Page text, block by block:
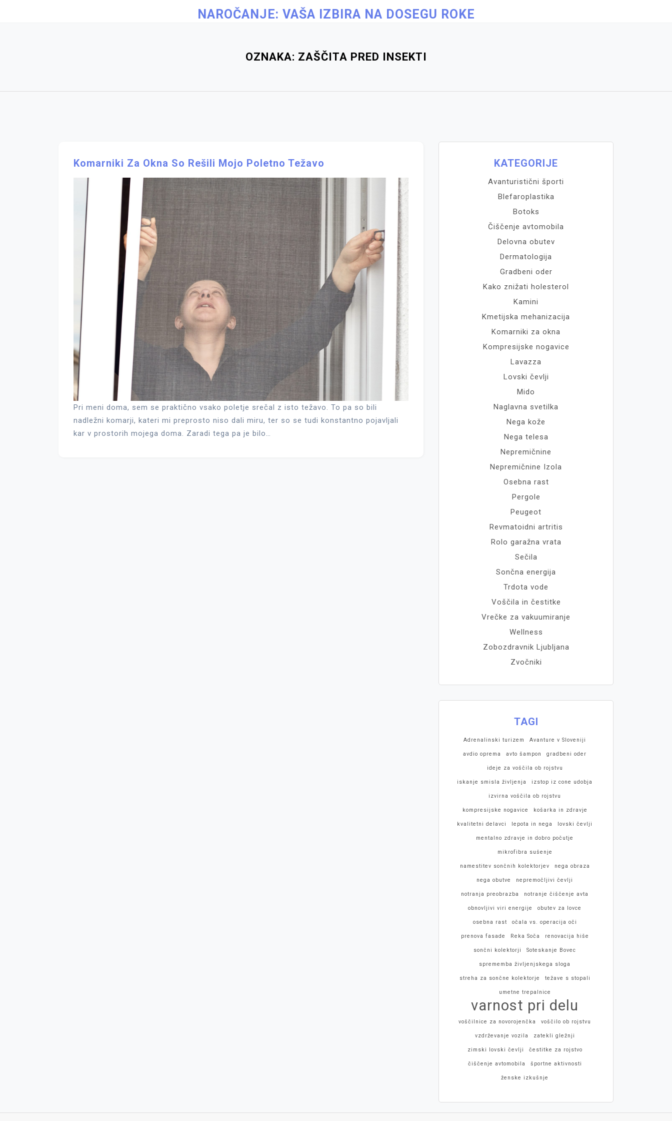
NAROČANJE: VAŠA IZBIRA NA DOSEGU ROKE
OZNAKA: ZAŠČITA PRED INSEKTI
Komarniki Za Okna So Rešili Mojo Poletno Težavo
Pri meni doma, sem se praktično vsako poletje srečal z isto težavo. To pa so bili
nadležni komarji, kateri mi preprosto niso dali miru, ter so se tudi konstantno pojavljali
kar v prostorih mojega doma. Zaradi tega pa je bilo…
KATEGORIJE
Avanturistični športi
Blefaroplastika
Botoks
Čiščenje avtomobila
Delovna obutev
Dermatologija
Gradbeni oder
Kako znižati holesterol
Kamini
Kmetijska mehanizacija
Komarniki za okna
Kompresijske nogavice
Lavazza
Lovski čevlji
Mido
Naglavna svetilka
Nega kože
Nega telesa
Nepremičnine
Nepremičnine Izola
Osebna rast
Pergole
Peugeot
Revmatoidni artritis
Rolo garažna vrata
Sečila
Sončna energija
Trdota vode
Voščila in čestitke
Vrečke za vakuumiranje
Wellness
Zobozdravnik Ljubljana
Zvočniki
TAGI
Adrenalinski turizem Avanture v Sloveniji
avdio oprema avto šampon gradbeni oder
ideje za voščila ob rojstvu
iskanje smisla življenja izstop iz cone udobja
izvirna voščila ob rojstvu
kompresijske nogavice košarka in zdravje
kvalitetni delavci lepota in nega lovski čevlji
mentalno zdravje in dobro počutje
mikrofibra sušenje
namestitev sončnih kolektorjev nega obraza
nega obutve nepremočljivi čevlji
notranja preobrazba notranje čiščenje avta
obnovljivi viri energije obutev za lovce
osebna rast očala vs. operacija oči
prenova fasade Reka Soča renovacija hiše
sončni kolektorji Soteskanje Bovec
sprememba življenjskega sloga
streha za sončne kolektorje težave s stopali
umetne trepalnice
varnost pri delu
voščilnice za novorojenčka voščilo ob rojstvu
vzdrževanje vozila zatekli gležnji
zimski lovski čevlji čestitke za rojstvo
čiščenje avtomobila športne aktivnosti
ženske izkušnje